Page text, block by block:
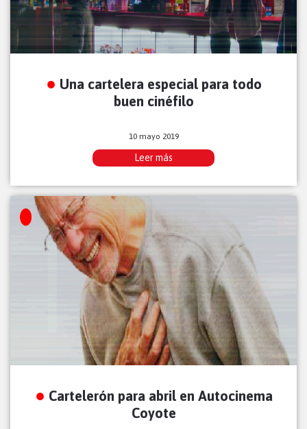
Una cartelera especial para todo
buen cinéfilo
10 mayo 2019
Leer más
Cartelerón para abril en Autocinema
Coyote